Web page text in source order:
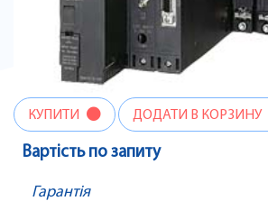
КУПИТИ ДОДАТИ В КОРЗИНУ
Вартість по запиту
Гарантія